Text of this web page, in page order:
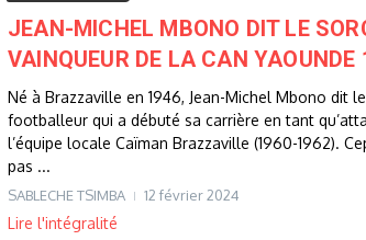
JEAN-MICHEL MBONO DIT LE
VAINQUEUR DE LA CAN YAOUNDE
Né à Brazzaville en 1946, Jean-Michel Mbono dit
footballeur qui a débuté sa carrière en tant
l’équipe locale Caïman Brazzaville (1960-1962).
pas ...
SABLECHE TSIMBA 12 février 2024
Lire l'intégralité